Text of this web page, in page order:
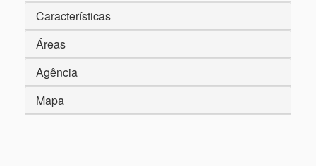
Características
Áreas
Agência
Mapa